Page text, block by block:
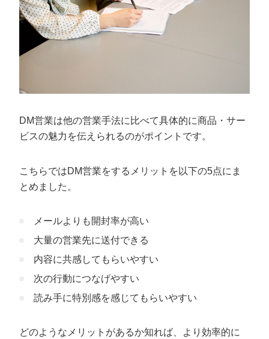
DM営業は他の営業手法に比べて具体的に商品・サー
ビスの魅力を伝えられるのがポイントです。
こちらではDM営業をするメリットを以下の5点にま
とめました。
メールよりも開封率が高い
大量の営業先に送付できる
内容に共感してもらいやすい
次の行動につなげやすい
読み手に特別感を感じてもらいやすい
どのようなメリットがあるか知れば、より効率的に